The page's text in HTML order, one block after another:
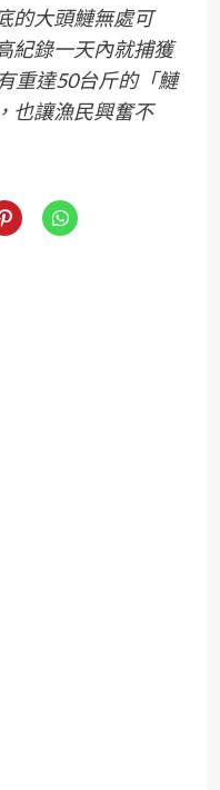
的大頭鰱無處可
紀錄一天內就捕獲
重達50台斤的「鰱
也讓漁民興奮不